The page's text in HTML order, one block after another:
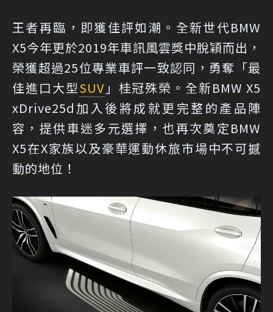
王者再臨，即獲佳評如潮。全新世代BMW
X5今年更於2019年車訊風雲獎中脫穎而出，
榮獲超過25位專業車評一致認同，勇奪「最
佳進口大型SUV 」桂冠殊榮。全新BMW X5
xDrive25d加入後將成就更完整的產品陣
容，提供車迷多元選擇，也再次奠定BMW
X5在X家族以及豪華運動休旅市場中不可撼
動的地位！